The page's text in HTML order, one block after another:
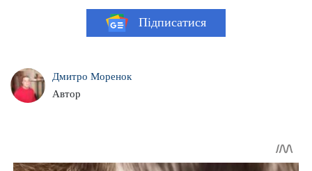
Підписатися
Дмитро Моренок
Автор